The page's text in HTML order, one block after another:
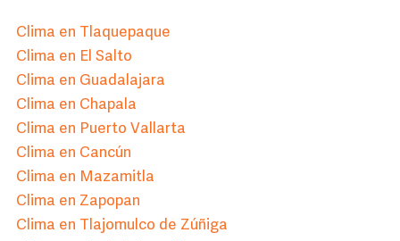
Clima en Tlaquepaque
Clima en El Salto
Clima en Guadalajara
Clima en Chapala
Clima en Puerto Vallarta
Clima en Cancún
Clima en Mazamitla
Clima en Zapopan
Clima en Tlajomulco de Zúñiga